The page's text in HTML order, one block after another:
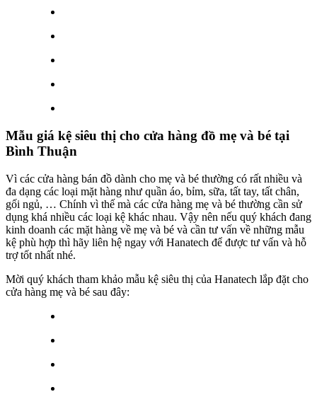
Mẫu giá kệ siêu thị cho cửa hàng đồ mẹ và bé tại
Bình Thuận
Vì các cửa hàng bán đồ dành cho mẹ và bé thường có rất nhiều và
đa dạng các loại mặt hàng như quần áo, bỉm, sữa, tất tay, tất chân,
gối ngủ, … Chính vì thế mà các cửa hàng mẹ và bé thường cần sử
dụng khá nhiều các loại kệ khác nhau. Vậy nên nếu quý khách đang
kinh doanh các mặt hàng về mẹ và bé và cần tư vấn về những mẫu
kệ phù hợp thì hãy liên hệ ngay với Hanatech để được tư vấn và hỗ
trợ tốt nhất nhé.
Mời quý khách tham khảo mẫu kệ siêu thị của Hanatech lắp đặt cho
cửa hàng mẹ và bé sau đây: